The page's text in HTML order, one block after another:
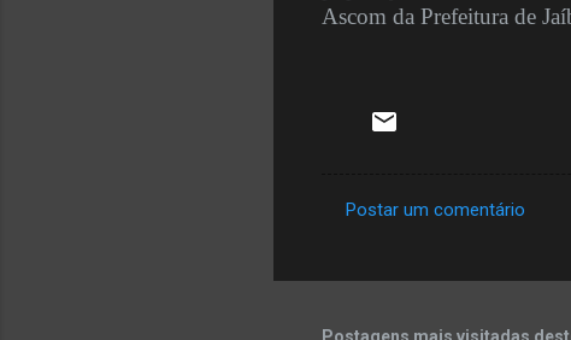
Ascom da Prefeitura de
Postar um comentário